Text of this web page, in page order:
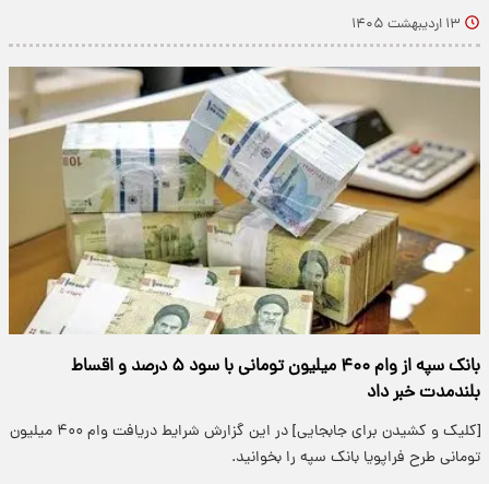
۱۳ اردیبهشت ۱۴۰۵
بانک سپه از وام ۴۰۰ میلیون تومانی با سود ۵ درصد و اقساط
بلندمدت خبر داد
[کلیک و کشیدن برای جابجایی] در این گزارش شرایط دریافت وام ۴۰۰ میلیون
تومانی طرح فراپویا بانک سپه را بخوانید.